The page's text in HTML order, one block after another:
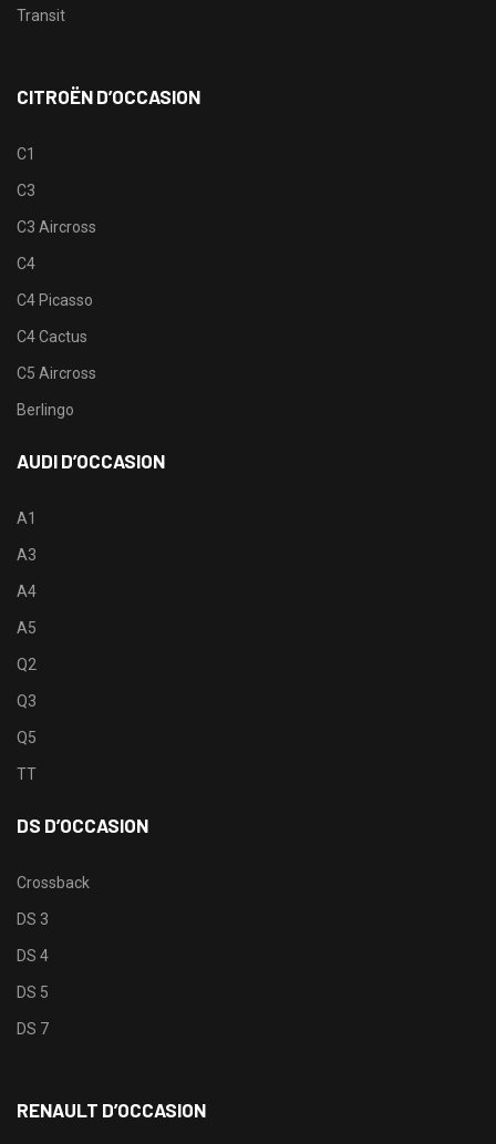
Transit
CITROËN D’OCCASION
C1
C3
C3 Aircross
C4
C4 Picasso
C4 Cactus
C5 Aircross
Berlingo
AUDI D’OCCASION
A1
A3
A4
A5
Q2
Q3
Q5
TT
DS D’OCCASION
Crossback
DS 3
DS 4
DS 5
DS 7
RENAULT D’OCCASION